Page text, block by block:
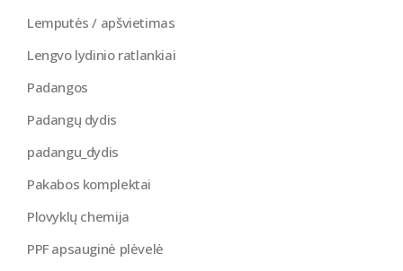
Lemputės / apšvietimas
Lengvo lydinio ratlankiai
Padangos
Padangų dydis
padangu_dydis
Pakabos komplektai
Plovyklų chemija
PPF apsauginė plėvelė